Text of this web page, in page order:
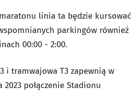
linia ta będzie kursować
parkingów również
00:00 - 2:00.
i tramwajowa T3 zapewnią w
2023 połączenie Stadionu